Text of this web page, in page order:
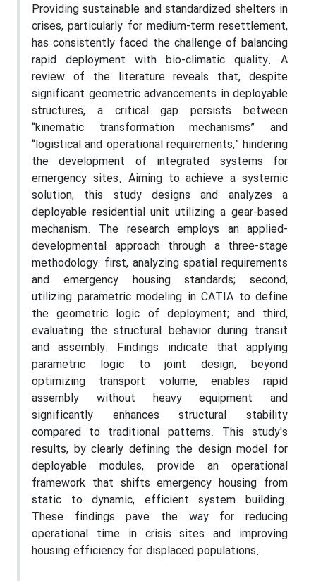
Providing sustainable and standardized shelters in
crises, particularly for medium-term resettlement,
has consistently faced the challenge of balancing
rapid deployment with bio-climatic quality. A
review of the literature reveals that, despite
significant geometric advancements in deployable
structures, a critical gap persists between
“kinematic transformation mechanisms” and
“logistical and operational requirements,” hindering
the development of integrated systems for
emergency sites. Aiming to achieve a systemic
solution, this study designs and analyzes a
deployable residential unit utilizing a gear-based
mechanism. The research employs an applied-
developmental approach through a three-stage
methodology: first, analyzing spatial requirements
and emergency housing standards; second,
utilizing parametric modeling in CATIA to define
the geometric logic of deployment; and third,
evaluating the structural behavior during transit
and assembly. Findings indicate that applying
parametric logic to joint design, beyond
optimizing transport volume, enables rapid
assembly without heavy equipment and
significantly enhances structural stability
compared to traditional patterns. This study's
results, by clearly defining the design model for
deployable modules, provide an operational
framework that shifts emergency housing from
static to dynamic, efficient system building.
These findings pave the way for reducing
operational time in crisis sites and improving
housing efficiency for displaced populations.